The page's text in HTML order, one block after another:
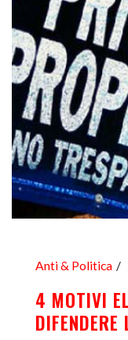
Anti & Politica
4 MOTIVI